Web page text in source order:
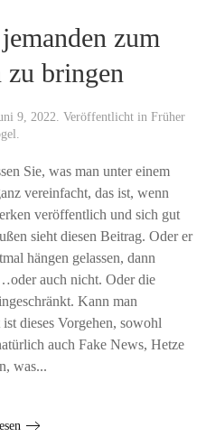
zum
zu bringen
9, 2022. Veröffentlicht in Früher
.
Sie, was man unter einem
vereinfacht, das ist, wenn
veröffentlich und sich gut
sieht diesen Beitrag. Oder er
hängen gelassen, dann
auch nicht. Oder die
Kann man
dieses Vorgehen, sowohl
auch Fake News, Hetze
was...